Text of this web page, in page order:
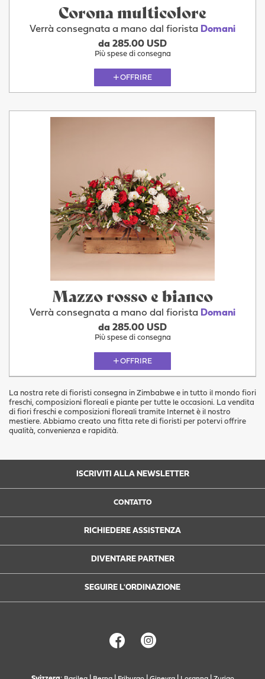
Corona multicolore
Verrà consegnata a mano dal fiorista Domani
da 285.00 USD
Più spese di consegna
OFFRIRE
Mazzo rosso e bianco
Verrà consegnata a mano dal fiorista Domani
da 285.00 USD
Più spese di consegna
OFFRIRE
La nostra rete di fioristi consegna in Zimbabwe e in tutto il mondo fiori
freschi, composizioni floreali e piante per tutte le occasioni. La vendita
di fiori freschi e composizioni floreali tramite Internet è il nostro
mestiere. Abbiamo creato una fitta rete di fioristi per potervi offrire
qualità, convenienza e rapidità.
ISCRIVITI ALLA NEWSLETTER
CONTATTO
RICHIEDERE ASSISTENZA
DIVENTARE PARTNER
SEGUIRE L'ORDINAZIONE